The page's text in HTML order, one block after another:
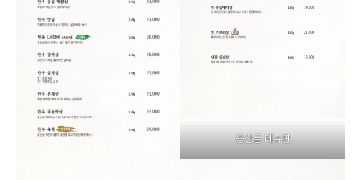
용산골 메뉴판